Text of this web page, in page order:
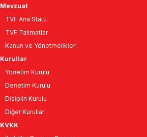
Mevzuat
TVF Ana Statü
TVF Talimatlar
Kanun ve Yönetmelikler
Kurullar
Yönetim Kurulu
Denetim Kurulu
Disiplin Kurulu
Diğer Kurullar
KVKK